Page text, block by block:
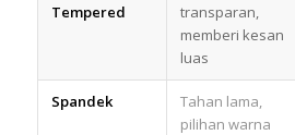
Tempered
transparan,
memberi kesan
luas
Spandek
Tahan lama,
pilihan warna